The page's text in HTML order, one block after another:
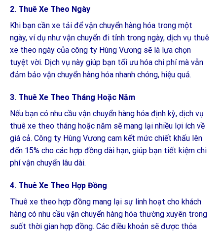
2. Thuê Xe Theo Ngày
Khi bạn cần xe tải để vận chuyển hàng hóa trong một
ngày, ví dụ như vận chuyển đi tỉnh trong ngày, dịch vụ thuê
xe theo ngày của công ty Hùng Vương sẽ là lựa chọn
tuyệt vời. Dịch vụ này giúp bạn tối ưu hóa chi phí mà vẫn
đảm bảo vận chuyển hàng hóa nhanh chóng, hiệu quả.
3. Thuê Xe Theo Tháng Hoặc Năm
Nếu bạn có nhu cầu vận chuyển hàng hóa định kỳ, dịch vụ
thuê xe theo tháng hoặc năm sẽ mang lại nhiều lợi ích về
giá cả. Công ty Hùng Vương cam kết mức chiết khấu lên
đến 15% cho các hợp đồng dài hạn, giúp bạn tiết kiệm chi
phí vận chuyển lâu dài.
4. Thuê Xe Theo Hợp Đồng
Thuê xe theo hợp đồng mang lại sự linh hoạt cho khách
hàng có nhu cầu vận chuyển hàng hóa thường xuyên trong
suốt thời gian hợp đồng. Các điều khoản sẽ được thỏa